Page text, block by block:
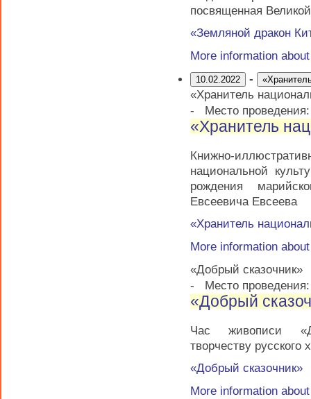
посвященная
«Земляной дракон
More information
10.02.2022 -
«Хранитель
-
Место
«Хранитель
Книжно-
национальной
рождения
Евсеевича Евсеева
«Хранитель
More information
«Добрый сказочник»
-
Место проведения:
«Добрый
Час живописи
творчеству
«Добрый сказочник»
More information